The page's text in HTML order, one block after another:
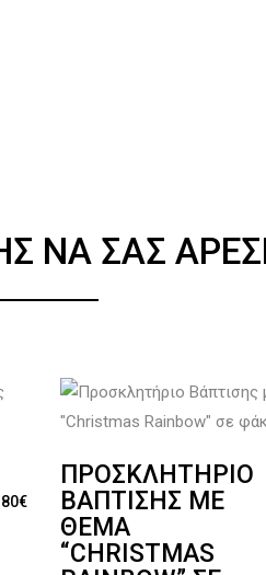
ΝΑ ΣΑΣ
€
ΠΡΟΣΚΛΗΤΉΡΙΟ
ΒΆΠΤΙΣΗΣ ΜΕ
ΘΈΜΑ
“CHRISTMAS